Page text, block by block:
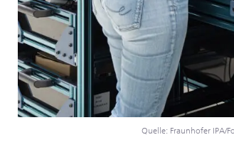
Quelle: Fraunhofer IPA/